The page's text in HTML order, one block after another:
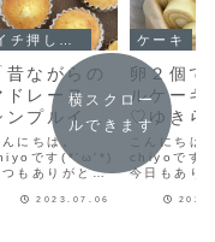
昔ながらの
ドレーヌ」
ンプルイズ
ストな簡単
シピだよ！
んにちは。
です(*'ω'*)
つもありがとう
にマドレーヌ焼
2023.07.06
ケーキ
卵２個で
ルケーキ
♡ゆきら
さんレ
ロールケ
焼きまし
こんにちは
chiyoです
今日もあり
さんのロー
横スクロー
ルできます